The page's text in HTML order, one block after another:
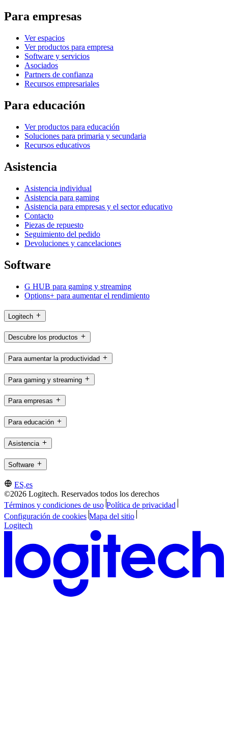
Para empresas
Ver espacios
Ver productos para empresa
Software y servicios
Asociados
Partners de confianza
Recursos empresariales
Para educación
Ver productos para educación
Soluciones para primaria y secundaria
Recursos educativos
Asistencia
Asistencia individual
Asistencia para gaming
Asistencia para empresas y el sector educativo
Contacto
Piezas de repuesto
Seguimiento del pedido
Devoluciones y cancelaciones
Software
G HUB para gaming y streaming
Options+ para aumentar el rendimiento
Logitech
Descubre los productos
Para aumentar la productividad
Para gaming y streaming
Para empresas
Para educación
Asistencia
Software
ES,es
©2026 Logitech. Reservados todos los derechos
Términos y condiciones de uso Política de privacidad
Configuración de cookies Mapa del sitio
Logitech